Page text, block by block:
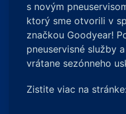
s novým
ktorý sme otvorili v
značkou Goodyear!
pneuservisné služby
vrátane sezónneho
Zistite viac na stránke: